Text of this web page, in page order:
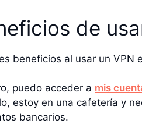
de
beneficios al usar un VPN
puedo acceder a mis
estoy en una cafetería y
bancarios.